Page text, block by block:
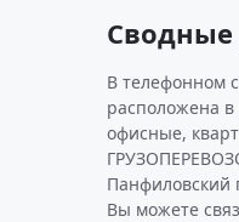
В телефонном
расположена в
офисные,
Панфиловский
Вы можете